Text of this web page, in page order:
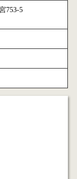
753-5